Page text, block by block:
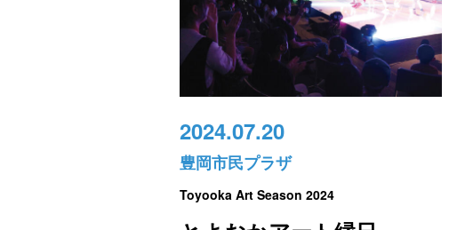
2024.07.20
豊岡市民プラザ
Toyooka Art Season 2024